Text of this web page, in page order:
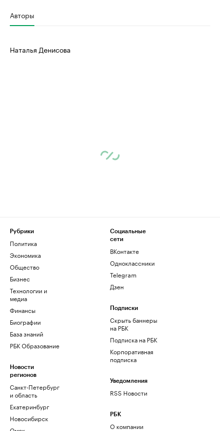
Авторы
Наталья Денисова
Рубрики
Политика
Экономика
Общество
Бизнес
Технологии и
медиа
Финансы
Биографии
База знаний
РБК Образование
Новости
регионов
Санкт-Петербург
и область
Екатеринбург
Новосибирск
Социальные
сети
ВКонтакте
Одноклассники
Telegram
Дзен
Подписки
Скрыть баннеры
на РБК
Подписка на РБК
Корпоративная
подписка
Уведомления
RSS Новости
РБК
О компании